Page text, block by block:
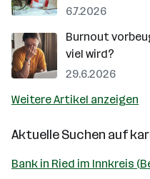
6.7.2026
Burnout
viel wird?
29.6.2026
Weitere Artikel anzeigen
Aktuelle Suchen auf
Bank in Ried im Innkreis